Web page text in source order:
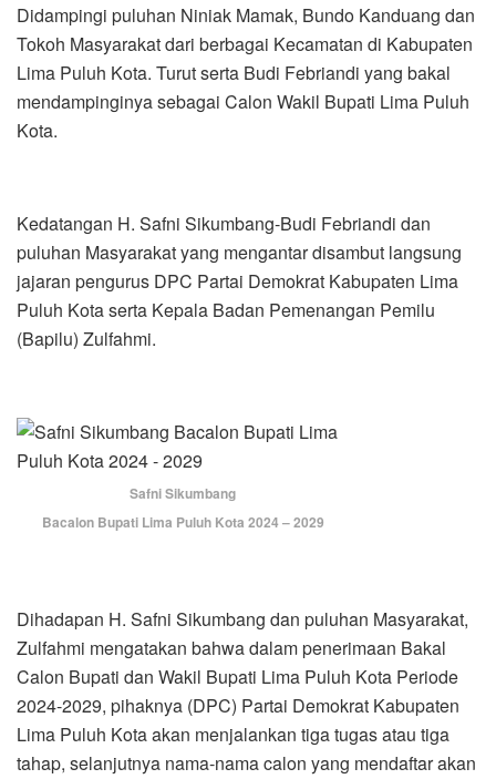
Didampingi puluhan Niniak Mamak, Bundo Kanduang dan
Tokoh Masyarakat dari berbagai Kecamatan di Kabupaten
Lima Puluh Kota. Turut serta Budi Febriandi yang bakal
mendampinginya sebagai Calon Wakil Bupati Lima Puluh
Kota.
Kedatangan H. Safni Sikumbang-Budi Febriandi dan
puluhan Masyarakat yang mengantar disambut langsung
jajaran pengurus DPC Partai Demokrat Kabupaten Lima
Puluh Kota serta Kepala Badan Pemenangan Pemilu
(Bapilu) Zulfahmi.
Safni Sikumbang
Bacalon Bupati Lima Puluh Kota 2024 – 2029
Dihadapan H. Safni Sikumbang dan puluhan Masyarakat,
Zulfahmi mengatakan bahwa dalam penerimaan Bakal
Calon Bupati dan Wakil Bupati Lima Puluh Kota Periode
2024-2029, pihaknya (DPC) Partai Demokrat Kabupaten
Lima Puluh Kota akan menjalankan tiga tugas atau tiga
tahap, selanjutnya nama-nama calon yang mendaftar akan